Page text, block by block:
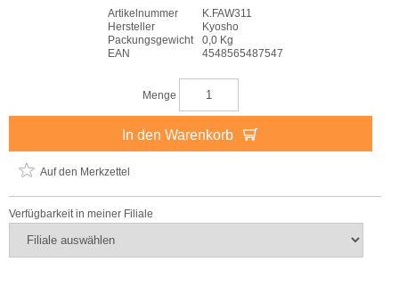
Artikelnummer
K.FAW311
Hersteller
Kyosho
Packungsgewicht
0,0 Kg
EAN
4548565487547
Menge
In den Warenkorb
Auf den Merkzettel
Verfügbarkeit in meiner Filiale